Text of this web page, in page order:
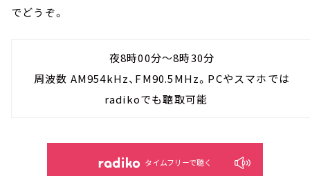
でどうぞ。
夜8時00分～8時30分
周波数 AM954kHz、FM90.5MHz。PCやスマホでは
radikoでも聴取可能
タイムフリーで聴く